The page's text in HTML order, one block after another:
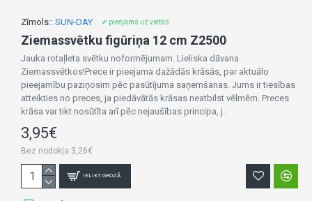
Zīmols:: SUN-DAY ✔ pieejams uz vietas
Ziemassvētku figūriņa 12 cm Z2500
Jauka rotaļleta svētku noformējumam. Lieliska dāvana
Ziemassvētkos!Prece ir pieejama dažādās krāsās, par aktuālo
pieejamību paziņosim pēc pasūtījuma saņemšanas. Jums ir tiesības
atteikties no preces, ja piedāvātās krāsas neatbilst vēlmēm. Preces
krāsa var tikt nosūtīta arī pēc nejaušības principa, j..
3,95€
Bez nodokļa:3,26€
IELIKT GROZĀ